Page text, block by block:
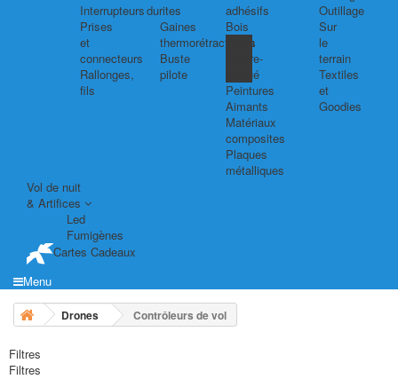
Interrupteurs
Prises
et
connecteurs
Rallonges,
fils
durites
Gaines
thermorétractables
Buste
pilote
adhésifs
Bois
Balsa
Contre-
plaqué
Peintures
Aimants
Matériaux
composites
Plaques
métalliques
Outillage
Sur
le
terrain
Textiles
et
Goodies
Vol de nuit
& Artifices
Led
Fumigènes
Cartes Cadeaux
Menu
Drones Contrôleurs de vol
Filtres
Filtres